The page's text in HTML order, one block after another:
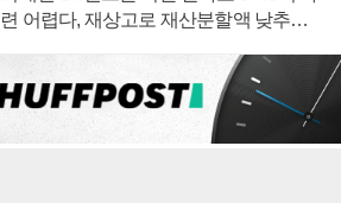
련 어렵다, 재상고로 재산분할액 낮추기